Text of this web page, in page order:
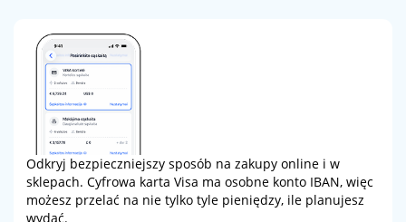
Odkryj bezpieczniejszy sposób na zakupy online i w
sklepach. Cyfrowa karta Visa ma osobne konto IBAN, więc
możesz przelać na nie tylko tyle pieniędzy, ile planujesz
wydać.